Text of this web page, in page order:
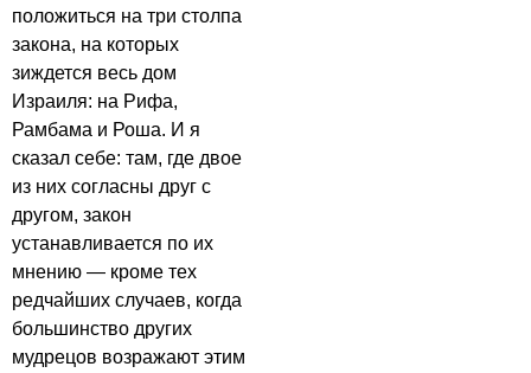
положиться на три столпа
закона, на которых
зиждется весь дом
Израиля: на Рифа,
Рамбама и Роша. И я
сказал себе: там, где двое
из них согласны друг с
другом, закон
устанавливается по их
мнению — кроме тех
редчайших случаев, когда
большинство других
мудрецов возражают этим